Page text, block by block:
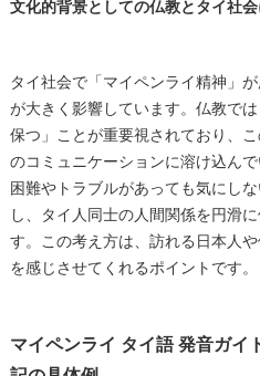
文化的背景としての仏教とタイ社
タイ社会で「マイペンライ精神」
が大きく影響しています。仏教で
保つ」ことが重要視されており、
のコミュニケーションに溶け込ん
困難やトラブルがあっても気にし
し、タイ人同士の人間関係を円滑
す。この考え方は、訪れる日本人
を感じさせてくれるポイントです。
マイペンライ タイ語 発音ガイ